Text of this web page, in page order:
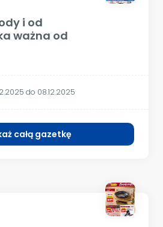
i od
ważna od
do 08.12.2025
całą gazetkę